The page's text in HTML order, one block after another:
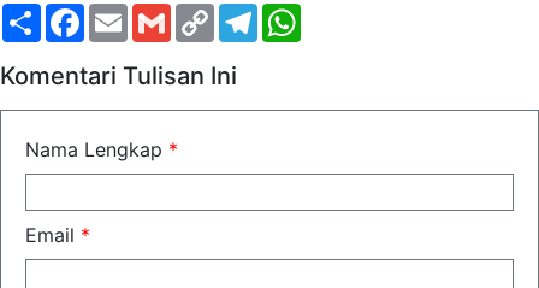
ShareFacebook
EmailGmailCopy
Link
Telegram
Komentari Tulisan Ini
Nama Lengkap *
Email *